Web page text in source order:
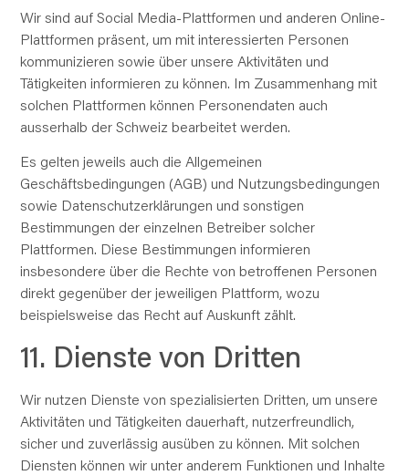
Wir sind auf Social Media-Plattformen und anderen Online-
Plattformen präsent, um mit interessierten Personen
kommunizieren sowie über unsere Aktivitäten und
Tätigkeiten informieren zu können. Im Zusammenhang mit
solchen Plattformen können Personendaten auch
ausserhalb der Schweiz bearbeitet werden.
Es gelten jeweils auch die Allgemeinen
Geschäftsbedingungen (AGB) und Nutzungsbedingungen
sowie Datenschutzerklärungen und sonstigen
Bestimmungen der einzelnen Betreiber solcher
Plattformen. Diese Bestimmungen informieren
insbesondere über die Rechte von betroffenen Personen
direkt gegenüber der jeweiligen Plattform, wozu
beispielsweise das Recht auf Auskunft zählt.
11. Dienste von Dritten
Wir nutzen Dienste von spezialisierten Dritten, um unsere
Aktivitäten und Tätigkeiten dauerhaft, nutzerfreundlich,
sicher und zuverlässig ausüben zu können. Mit solchen
Diensten können wir unter anderem Funktionen und Inhalte